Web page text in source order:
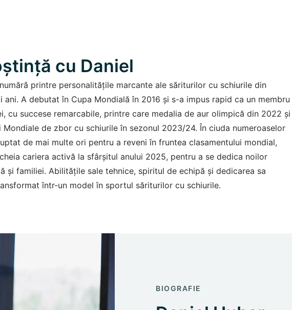
cu Daniel
printre personalitățile marcante ale săriturilor cu schiurile din
ani. A debutat în Cupa Mondială în 2016 și s-a impus rapid ca un membru
cu succese remarcabile, printre care medalia de aur olimpică din 2022 și
Mondiale de zbor cu schiurile în sezonul 2023/24. În ciuda numeroaselor
de mai multe ori pentru a reveni în fruntea clasamentului mondial,
cariera activă la sfârșitul anului 2025, pentru a se dedica noilor
și familiei. Abilitățile sale tehnice, spiritul de echipă și dedicarea sa
într-un model în sportul săriturilor cu schiurile.
BIOGRAFIE